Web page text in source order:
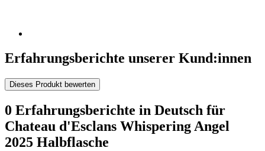
Erfahrungsberichte unserer Kund:innen
Dieses Produkt bewerten
0 Erfahrungsberichte in Deutsch für
Chateau d'Esclans Whispering Angel
2025 Halbflasche